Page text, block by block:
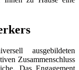
ausgebildeten
Zusammenschluss
Das Engagement